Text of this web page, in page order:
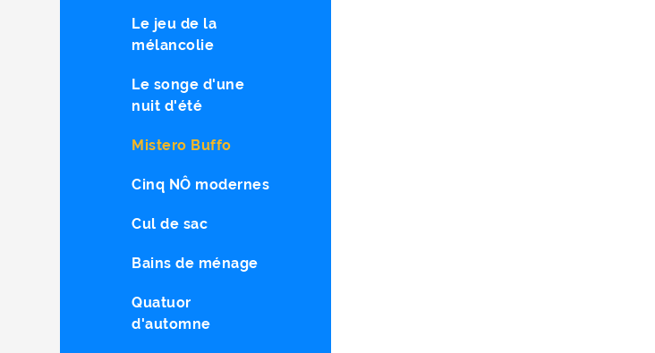
Le jeu de la
mélancolie
Le songe d'une
nuit d'été
Mistero Buffo
Cinq NÔ modernes
Cul de sac
Bains de ménage
Quatuor
d'automne